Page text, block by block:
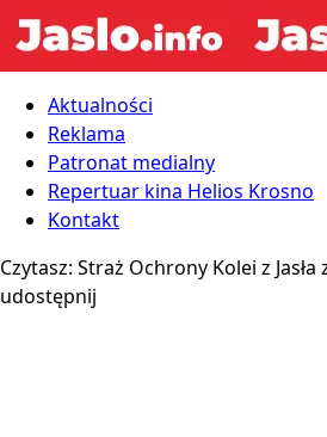
Aktualności
Reklama
Patronat medialny
Repertuar kina Helios Krosno
Kontakt
Czytasz: Straż Ochrony Kolei z
udostępnij